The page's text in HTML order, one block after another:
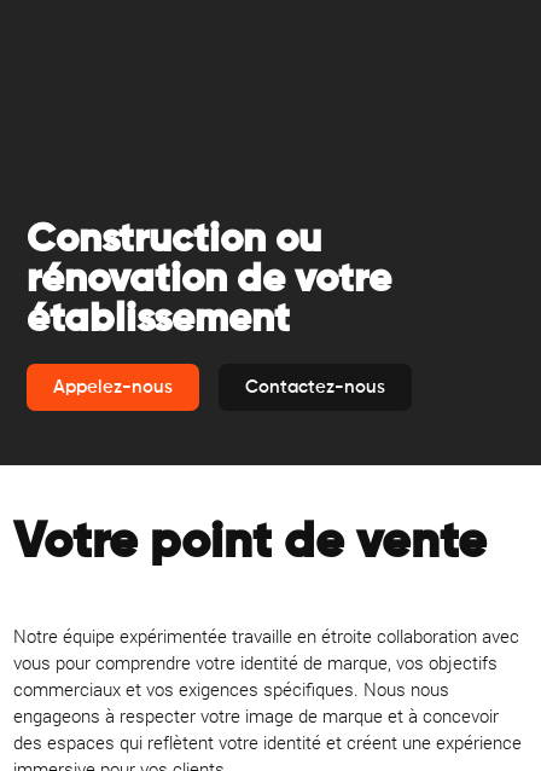
Construction ou
rénovation de votre
établissement
Appelez-nous Contactez-nous
Votre point de vente
Notre équipe expérimentée travaille en étroite collaboration avec
vous pour comprendre votre identité de marque, vos objectifs
commerciaux et vos exigences spécifiques. Nous nous
engageons à respecter votre image de marque et à concevoir
des espaces qui reflètent votre identité et créent une expérience